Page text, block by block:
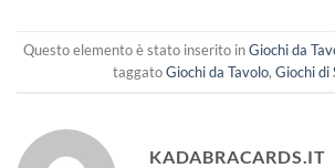
Questo elemento è stato inserito inGiochi da
taggatoGiochi da Tavolo, Giochi di
KADABRACARDS.IT